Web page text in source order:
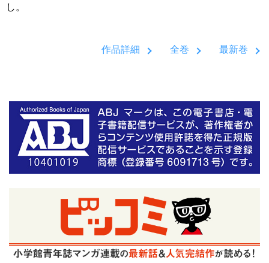
し。
作品詳細 全巻 最新巻